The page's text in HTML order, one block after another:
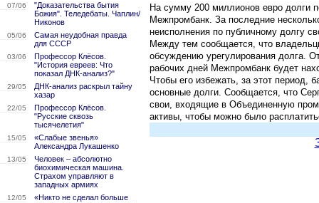
07/06
"Доказательства бытия
Божия". Теледебаты. Чаплин/
Никонов
05/06
Самая неудобная правда
для СССР
03/06
Профессор Клёсов.
"История евреев: Что
показал ДНК-анализ?"
29/05
ДНК-анализ раскрыл тайну
хазар
22/05
Профессор Клёсов.
"Русские сквозь
тысячелетия"
15/05
«Слабые звенья»
Александра Лукашенко
13/05
Человек – абсолютно
биохимическая машина.
Страхом управляют в
западных армиях
12/05
«Никто не сделал больше
На сумму 200 миллионов евро долги
Межпромбанк. За последние
неисполнения по публичному долгу
Между тем сообщается, что
обсуждению урегулирования долга.
рабочих дней Межпромбанк будет
Чтобы его избежать, за этот период,
основные долги. Сообщается, что
свои, входящие в Объединенную
активы, чтобы можно было